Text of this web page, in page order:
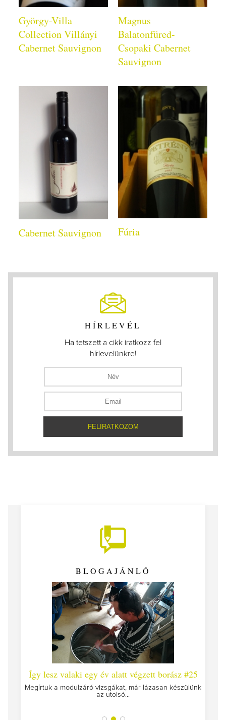
György-Villa
Collection Villányi
Cabernet Sauvignon
Magnus
Balatonfüred-
Csopaki Cabernet
Sauvignon
Cabernet Sauvignon Fúria
HÍRLEVÉL
Ha tetszett a cikk iratkozz fel
hírlevelünkre!
BLOGAJÁNLÓ
Így lesz valaki egy év alatt végzett borász #25
Megírtuk a modulzáró vizsgákat, már lázasan készülünk
az utolsó...